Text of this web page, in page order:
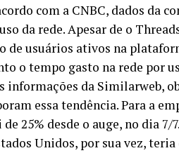
com a CNBC, dados da
da rede. Apesar de o
de usuários ativos na
o tempo gasto na rede por
informações da Similarweb,
essa tendência. Para a
25% desde o auge, no dia
Unidos, por sua vez,